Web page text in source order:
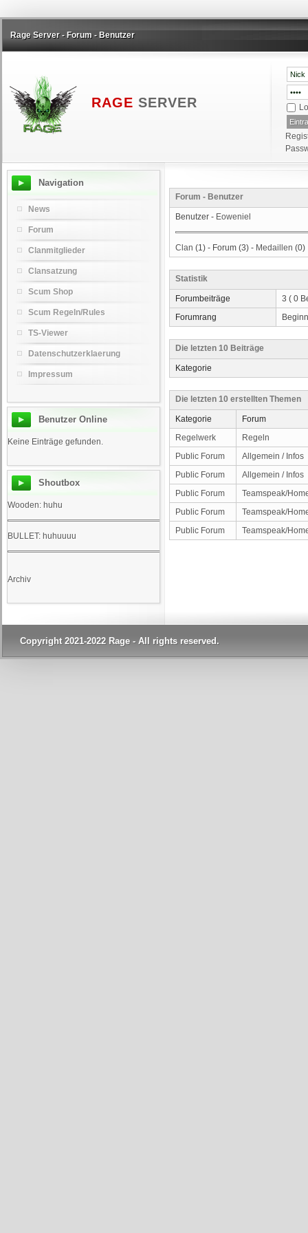
Rage Server - Forum - Benutzer
RAGE SERVER
Forum - Benutzer
Benutzer - Eoweniel
Clan (1) - Forum (3) - Medaillen (0)
Statistik
Forumbeiträge
3 ( 0
Forumrang
Die letzten 10 Beiträge
Kategorie
Die letzten 10 erstellten Themen
Kategorie
Forum
Regelwerk
Regeln
Public Forum
Allgemein / Infos
Public Forum
Allgemein / Infos
Public Forum
Teamspeak/
Public Forum
Teamspeak/
Public Forum
Teamspeak/
Navigation
News
Forum
Clanmitglieder
Clansatzung
Scum Shop
Scum Regeln/Rules
TS-Viewer
Datenschutzerklaerung
Impressum
Benutzer Online
Keine Einträge gefunden.
Shoutbox
Wooden: huhu
BULLET: huhuuuu
Archiv
Copyright 2021-2022 Rage - All rights reserved.